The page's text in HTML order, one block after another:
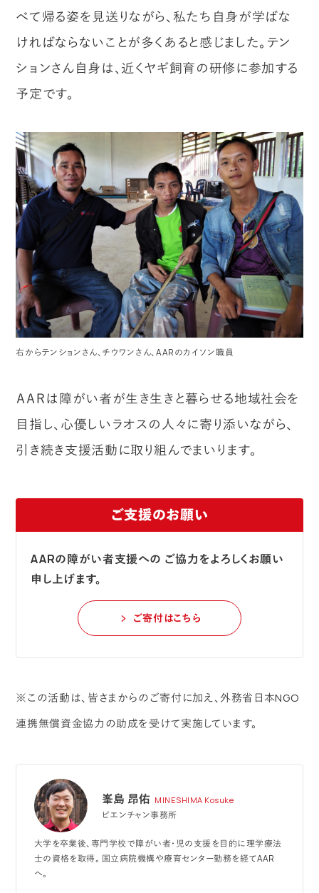
べて帰る姿を見送りながら、私たち自身が学ばな
ければならないことが多くあると感じました。テン
ションさん自身は、近くヤギ飼育の研修に参加する
予定です。
右からテンションさん、チウワンさん、AARのカイソン職員
ＡＡＲは障がい者が生き生きと暮らせる地域社会を
目指し、心優しいラオスの人々に寄り添いながら、
引き続き支援活動に取り組んでまいります。
ご支援のお願い
AARの障がい者支援への ご協力をよろしくお願い
申し上げます。
ご寄付はこちら
※この活動は、皆さまからのご寄付に加え、外務省日本NGO
連携無償資金協力の助成を受けて実施しています。
峯島 昂佑 MINESHIMA Kosuke
ビエンチャン事務所
大学を卒業後、専門学校で障がい者・児の支援を目的に理学療法
士の資格を取得。 国立病院機構や療育センター勤務を経てAAR
へ。